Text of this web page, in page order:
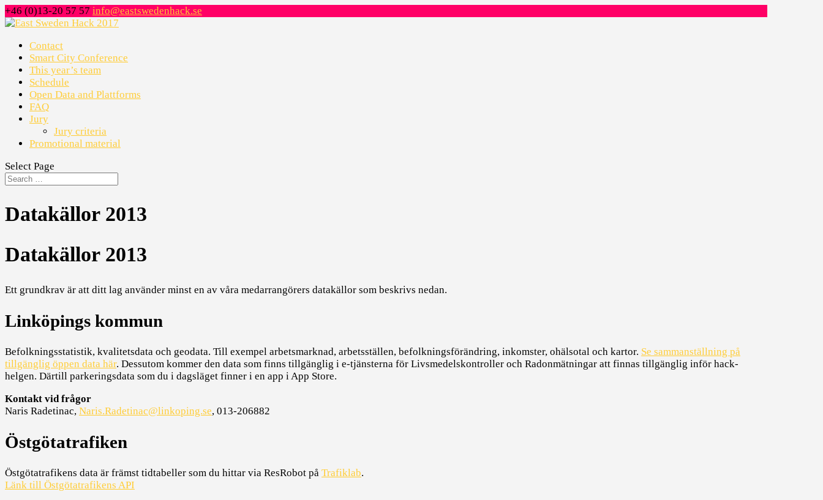
+46 (0)13-20 57 57 info@eastswedenhack.se
Contact
Smart City Conference
This year’s team
Schedule
Open Data and Plattforms
FAQ
Jury
Jury criteria
Promotional material
Select Page
Datakällor 2013
Datakällor 2013
Ett grundkrav är att ditt lag använder minst en av våra medarrangörers datakällor som beskrivs nedan.
Linköpings kommun
Befolkningsstatistik, kvalitetsdata och geodata. Till exempel arbetsmarknad, arbetsställen, befolkningsförändring, inkomster, ohälsotal och kartor. Se sammanställning på
tillgänglig öppen data här. Dessutom kommer den data som finns tillgänglig i e-tjänsterna för Livsmedelskontroller och Radonmätningar att finnas tillgänglig inför hack-
helgen. Därtill parkeringsdata som du i dagsläget finner i en app i App Store.
Kontakt vid frågor
Naris Radetinac, Naris.Radetinac@linkoping.se, 013-206882
Östgötatrafiken
Östgötatrafikens data är främst tidtabeller som du hittar via ResRobot på Trafiklab.
Länk till Östgötatrafikens API